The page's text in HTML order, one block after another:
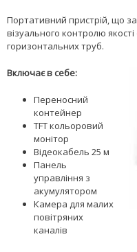
Портативний пристрій, що
візуального контролю
горизонтальних труб.
Включає в себе:
Переносний
контейнер
TFT кольоровий
монітор
Відеокабель 25 м
Панель
управління з
акумулятором
Камера для малих
повітряних
каналів